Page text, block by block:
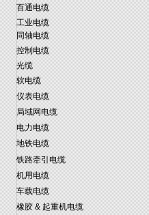
百通电缆
工业电缆
同轴电缆
控制电缆
光缆
软电缆
仪表电缆
局域网电缆
电力电缆
地铁电缆
铁路牵引电缆
机用电缆
车载电缆
橡胶 & 起重机电缆